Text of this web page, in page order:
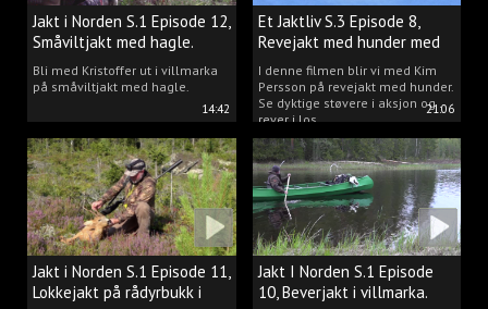
14:42
Jakt i Norden S.1 Episode 12,
Småviltjakt med hagle.
Bli med Kristoffer ut i villmarka
på småviltjakt med hagle.
21:06
Et Jaktliv S.3 Episode 8,
Revejakt med hunder med
Kim Persson.
I denne filmen blir vi med Kim
Persson på revejakt med hunder.
Se dyktige støvere i aksjon og
rever i los.
Jakt i Norden S.1 Episode 11,
Lokkejakt på rådyrbukk i
Jakt I Norden S.1 Episode
10, Beverjakt i villmarka.